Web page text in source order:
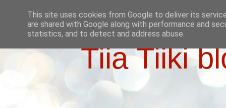
Tiia Tiiki
This site uses cookies from Google to deliver its
are shared with Google along with performance and
statistics, and to detect and address abuse.